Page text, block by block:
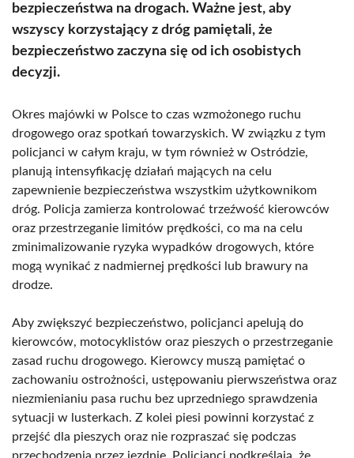
bezpieczeństwa na drogach. Ważne jest, aby
wszyscy korzystający z dróg pamiętali, że
bezpieczeństwo zaczyna się od ich osobistych
decyzji.
Okres majówki w Polsce to czas wzmożonego ruchu
drogowego oraz spotkań towarzyskich. W związku z tym
policjanci w całym kraju, w tym również w Ostródzie,
planują intensyfikację działań mających na celu
zapewnienie bezpieczeństwa wszystkim użytkownikom
dróg. Policja zamierza kontrolować trzeźwość kierowców
oraz przestrzeganie limitów prędkości, co ma na celu
zminimalizowanie ryzyka wypadków drogowych, które
mogą wynikać z nadmiernej prędkości lub brawury na
drodze.
Aby zwiększyć bezpieczeństwo, policjanci apelują do
kierowców, motocyklistów oraz pieszych o przestrzeganie
zasad ruchu drogowego. Kierowcy muszą pamiętać o
zachowaniu ostrożności, ustępowaniu pierwszeństwa oraz
niezmienianiu pasa ruchu bez uprzedniego sprawdzenia
sytuacji w lusterkach. Z kolei piesi powinni korzystać z
przejść dla pieszych oraz nie rozpraszać się podczas